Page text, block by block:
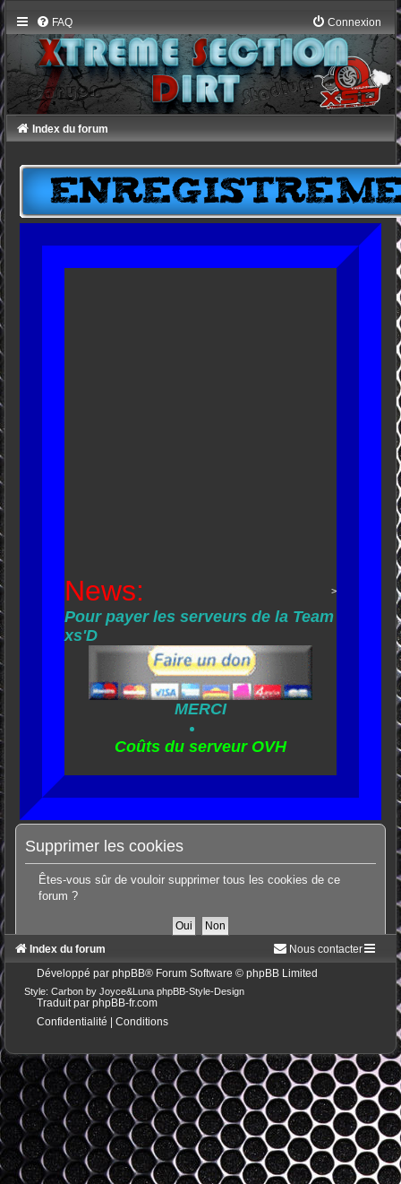
FAQ Connexion
Index du forum
News: >
Pour payer les serveurs de la Team
xs'D
MERCI
Coûts du serveur OVH
Supprimer les cookies
Êtes-vous sûr de vouloir supprimer tous les cookies de ce
forum ?
Index du forum
Nous contacter
Développé par phpBB® Forum Software © phpBB Limited
Style: Carbon by Joyce&LunaphpBB-Style-Design
Traduit par phpBB-fr.com
Confidentialité
Conditions